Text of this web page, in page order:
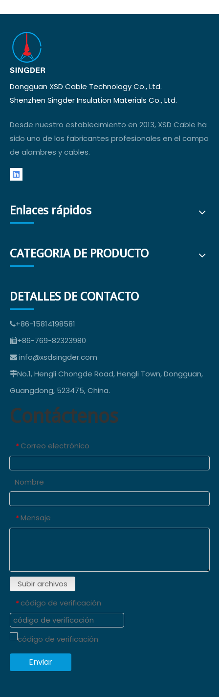
Dongguan XSD Cable Technology Co., Ltd.
Shenzhen Singder Insulation Materials Co., Ltd.
Desde nuestro establecimiento en 2013, XSD Cable ha
sido uno de los fabricantes profesionales en el campo
de alambres y cables.
Enlaces rápidos
CATEGORIA DE PRODUCTO
DETALLES DE CONTACTO
+86-15814198581
+86-769-82323980
 info@xsdsingder.com
No.1, Hengli Chongde Road, Hengli Town, Dongguan,
Guangdong, 523475, China.
Contáctenos
* Correo electrónico
Nombre
* Mensaje
Subir archivos
* código de verificación
Enviar